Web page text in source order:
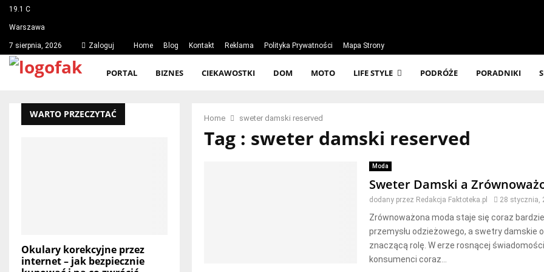
19.1 C
Warszawa
7 sierpnia, 2026 Zaloguj Home Blog Kontakt Reklama Polityka Prywatności Mapa Strony
PORTAL BIZNES CIEKAWOSTKI DOM MOTO LIFE STYLE PODRÓŻE PORADNIKI
Home sweter damski reserved
Tag : sweter damski reserved
Moda
Sweter Damski a
dodany przez Redakcja Faktoteka.pl 28 stycznia,
Zrównoważona moda staje się coraz
przemysłu odzieżowego, a swetry damskie
znaczącą rolę. W erze rosnącej
konsumenci coraz...
WARTO PRZECZYTAĆ
Okulary korekcyjne przez
internet – jak bezpiecznie